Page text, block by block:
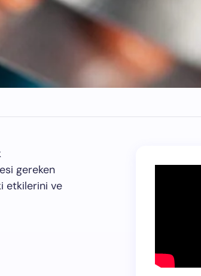
gereken
etkilerini ve